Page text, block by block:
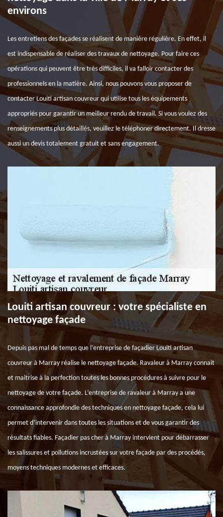
environs
Les entretiens des façades se réalisent de manière régulière. En effet, il
est indispensable de réaliser des travaux de nettoyage. Pour faire ces
opérations qui peuvent être très difficiles, il va falloir contacter des
professionnels en la matière. Ainsi, nous pouvons vous proposer de
contacter Louiti artisan couvreur qui utilise tous les équipements
appropriés pour garantir un meilleur rendu de travail. Si vous voulez des
renseignements plus détaillés, veuillez le téléphoner directement. Il dresse
aussi un devis totalement gratuit et sans engagement.
Louiti artisan couvreur : votre spécialiste en
nettoyage façade
Depuis pas mal de temps que l’entreprise de façadier Louiti artisan
couvreur à Marray réalise le nettoyage façade. Ravaleur à Marray connait
et maitrise à la perfection toutes les bonnes procédures à suivre pour le
nettoyage de votre façade. L’entreprise de ravaleur à Marray a une
connaissance approfondie des techniques en nettoyage façade, cela lui
permet d’intervenir dans toutes les situations et de vous garantir des
résultats fiables. Façadier pas cher à Marray intervient pour débarrasser
les salissures et pollutions incrustées sur votre façade par des procédés,
moyens techniques modernes et efficaces.